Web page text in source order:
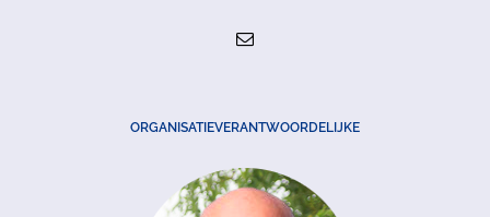
ORGANISATIEVERANTWOORDELIJKE